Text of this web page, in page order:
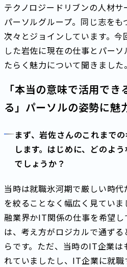
テクノロジードリブンの人材サ
パーソルグループ。同じ志をも
次々とジョインしています。
した岩佐に現在の仕事とパー
たらく魅力について聞きました。
「本当の意味で活用で
る」パーソルの姿勢に魅
まず、岩佐さんのこれまで
します。はじめに、どのよ
でしょうか？
当時は就職氷河期で厳しい時
を絞ることなく幅広く見てい
融業界かIT関係の仕事を希望
は、考え方がロジカルで通ず
らです。ただ、当時のIT企業
れていましたし、IT企業に就